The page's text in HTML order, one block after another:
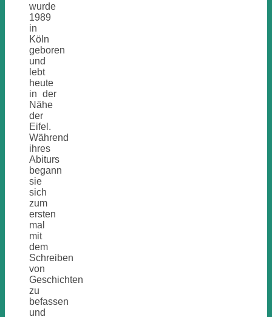
wurde
1989
in
Köln
geboren
und
lebt
heute
in der
Nähe
der
Eifel.
Während
ihres
Abiturs
begann
sie
sich
zum
ersten
mal
mit
dem
Schreiben
von
Geschichten
zu
befassen
und